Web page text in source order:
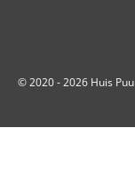
© 2020 - 2026 Huis